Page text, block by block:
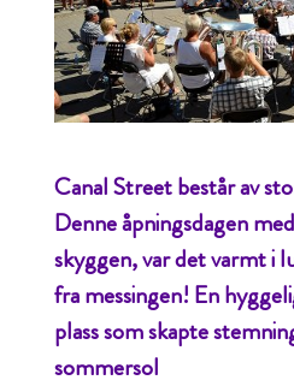
Canal Street består av
Denne åpningsdagen
skyggen, var det varmt i
fra messingen! En
plass som skapte
sommersol